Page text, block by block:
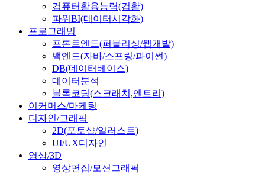
컴퓨터활용능력(컴활)
파워BI(데이터시각화)
프로그래밍
프론트엔드(퍼블리싱/웹개발)
백엔드(자바/스프링/파이썬)
DB(데이터베이스)
데이터분석
블록코딩(스크래치,엔트리)
이커머스/마케팅
디자인/그래픽
2D(포토샵/일러스트)
UI/UX디자인
영상/3D
영상편집/모션그래픽